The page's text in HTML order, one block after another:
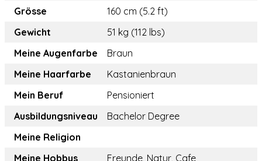
Grösse
160 cm (5.2 ft)
Gewicht
51 kg (112 lbs)
Meine Augenfarbe
Braun
Meine Haarfarbe
Kastanienbraun
Mein Beruf
Pensioniert
Ausbildungsniveau
Bachelor Degree
Meine Religion
Meine Hobbys
Freunde, Natur, Cafe